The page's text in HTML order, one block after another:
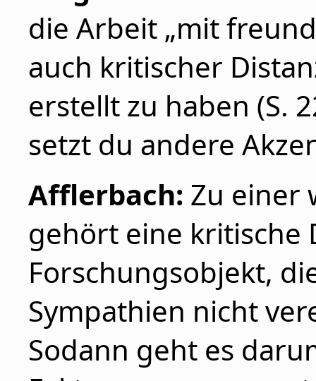
die Arbeit „mit
auch kritischer
erstellt zu haben (S.
setzt du andere
Afflerbach: Zu einer
gehört eine kritische
Forschungsobjekt,
Sympathien nicht
Sodann geht es